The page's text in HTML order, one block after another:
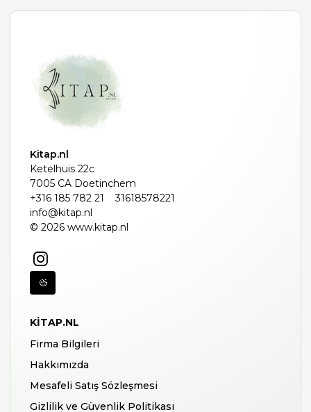
Kitap.nl
Ketelhuis 22c
7005 CA Doetinchem
+316 185 782 21
31618578221
info@kitap.nl
© 2026 www.kitap.nl
KITAP.NL
Firma Bilgileri
Hakkımızda
Mesafeli Satış Sözleşmesi
Gizlilik ve Güvenlik Politikası